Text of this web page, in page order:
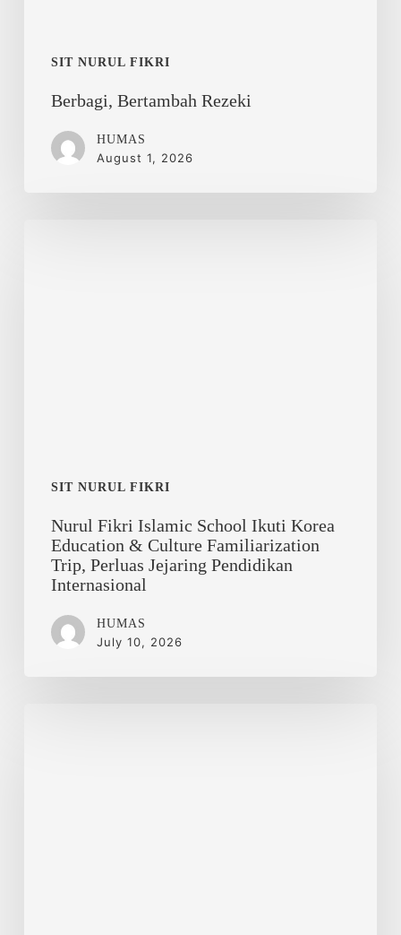
SIT NURUL FIKRI
Berbagi, Bertambah Rezeki
HUMAS
August 1, 2026
SIT NURUL FIKRI
Perluas
Pendidikan
Internasional
Nurul Fikri Islamic School Ikuti Korea
Education & Culture Familiarization
Trip, Perluas Jejaring Pendidikan
Internasional
HUMAS
July 10, 2026